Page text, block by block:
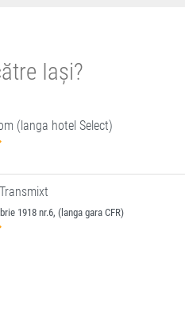
Iași?
(langa hotel Select)
1918 nr.6, (langa gara CFR)